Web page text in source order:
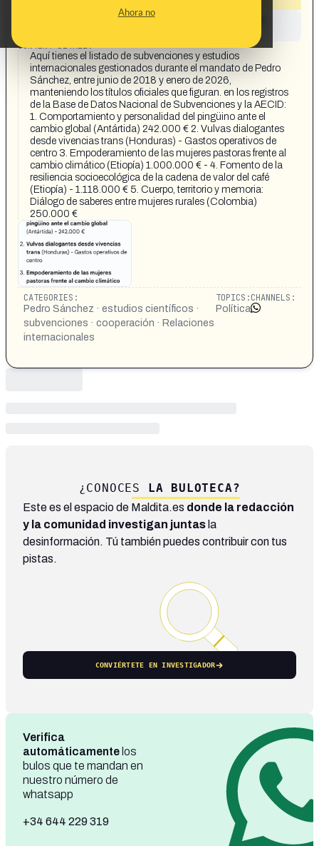
Ahora no
This content has not yet been investigated by the
CONTENT DETAIL:
Aquí tienes el listado de subvenciones y estudios
internacionales gestionados durante el mandato de Pedro
Sánchez, entre junio de 2018 y enero de 2026,
manteniendo los títulos oficiales que figuran. en los registros
de la Base de Datos Nacional de Subvenciones y la AECID:
1. Comportamiento y personalidad del pingüino ante el
cambio global (Antártida) 242.000 € 2. Vulvas dialogantes
desde vivencias trans (Honduras) - Gastos operativos de
centro 3. Empoderamiento de las mujeres pastoras frente al
cambio climático (Etiopía) 1.000.000 € - 4. Fomento de la
resiliencia socioecológica de la cadena de valor del café
(Etiopía) - 1.118.000 € 5. Cuerpo, territorio y memoria:
Diálogo de saberes entre mujeres rurales (Colombia)
250.000 €
CATEGORIES:
Pedro Sánchez · estudios científicos ·
subvenciones · cooperación · Relaciones
internacionales
TOPICS:
Política
CHANNELS:
¿CONOCES LA BULOTECA?
Este es el espacio de Maldita.es donde la redacción
y la comunidad investigan juntas la
desinformación. Tú también puedes contribuir con tus
pistas.
CONVIÉRTETE EN INVESTIGADOR
Verifica
automáticamente los
bulos que te mandan en
nuestro número de
whatsapp
+34 644 229 319